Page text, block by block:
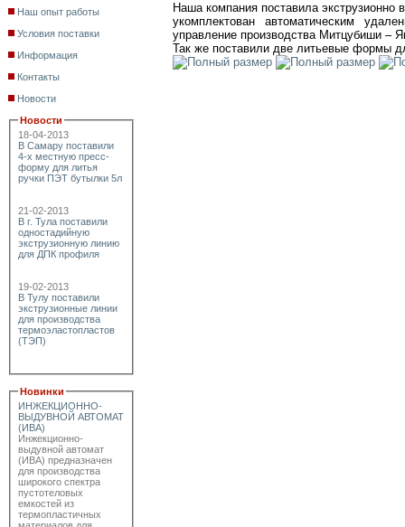
Наш опыт работы
Условия поставки
Информация
Контакты
Новости
Новости
18-04-2013
В Самару поставили
4-х местную пресс-
форму для литья
ручки ПЭТ бутылки 5л
21-02-2013
В г. Тула поставили
одностадийную
экструзионную линию
для ДПК профиля
19-02-2013
В Тулу поставили
экструзионные линии
для производства
термоэластопластов
(ТЭП)
Новинки
ИНЖЕКЦИОННО-
ВЫДУВНОЙ АВТОМАТ
(ИВА)
Инжекционно-
выдувной автомат
(ИВА) предназначен
для производства
широкого спектра
пустотеловых
емкостей из
термопластичных
Наша компания поставила
укомплектован автоматическим
управление производства Митцубиши –
Так же поставили две литьевые формы